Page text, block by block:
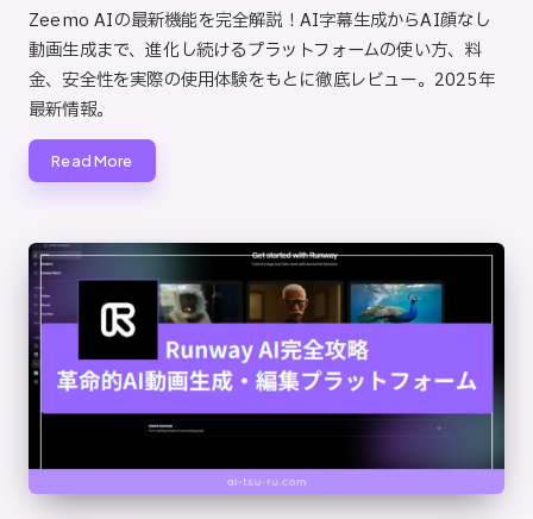
Zeemo AIの最新機能を完全解説！AI字幕生成からAI顔なし
動画生成まで、進化し続けるプラットフォームの使い方、料
金、安全性を実際の使用体験をもとに徹底レビュー。2025年
最新情報。
Read More